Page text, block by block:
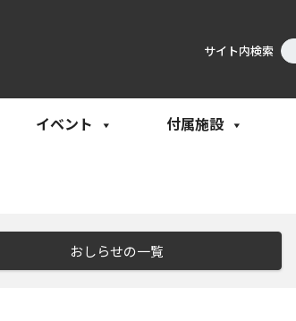
サイト内検索
イベント 付属施設
おしらせの一覧